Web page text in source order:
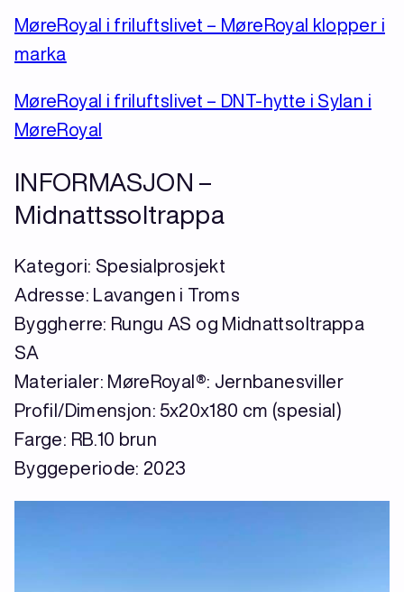
MøreRoyal i friluftslivet – MøreRoyal klopper i
marka
MøreRoyal i friluftslivet – DNT-hytte i Sylan i
MøreRoyal
INFORMASJON –
Midnattssoltrappa
Kategori: Spesialprosjekt
Adresse: Lavangen i Troms
Byggherre: Rungu AS og Midnattsoltrappa
SA
Materialer: MøreRoyal®: Jernbanesviller
Profil/Dimensjon: 5x20x180 cm (spesial)
Farge: RB.10 brun
Byggeperiode: 2023